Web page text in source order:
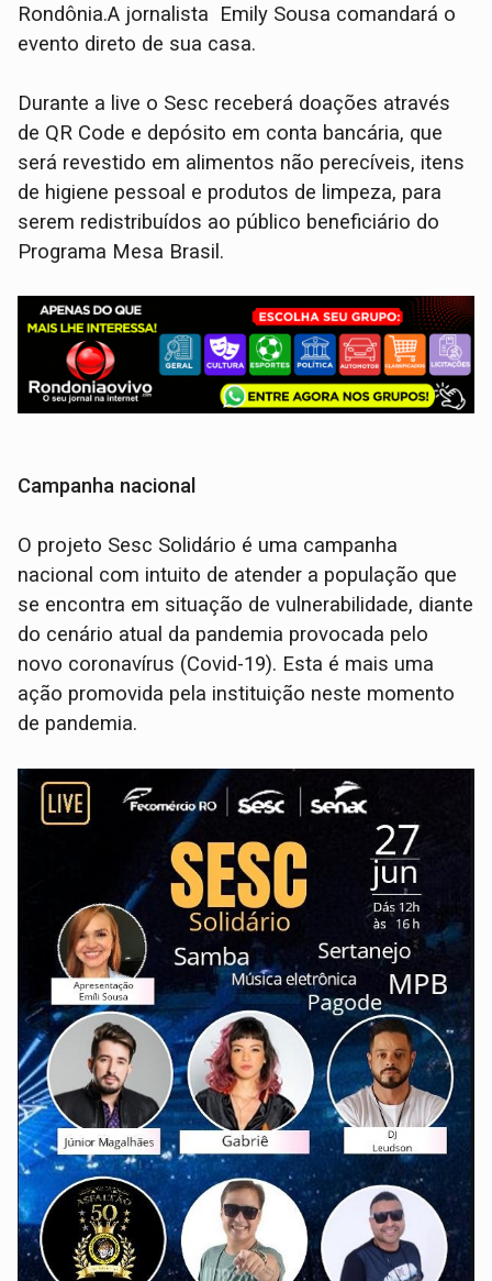
Rondônia.A jornalista Emily Sousa comandará o
evento direto de sua casa.
Durante a live o Sesc receberá doações através
de QR Code e depósito em conta bancária, que
será revestido em alimentos não perecíveis, itens
de higiene pessoal e produtos de limpeza, para
serem redistribuídos ao público beneficiário do
Programa Mesa Brasil.
Campanha nacional
O projeto Sesc Solidário é uma campanha
nacional com intuito de atender a população que
se encontra em situação de vulnerabilidade, diante
do cenário atual da pandemia provocada pelo
novo coronavírus (Covid-19). Esta é mais uma
ação promovida pela instituição neste momento
de pandemia.